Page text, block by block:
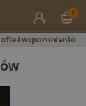
0
i wspomnienia